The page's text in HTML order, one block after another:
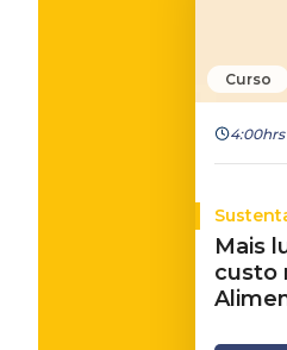
Curso
4:00hrs
Mais
custo